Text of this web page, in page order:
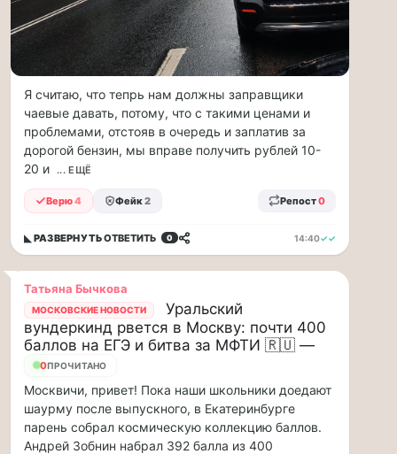
Москвичи,
привет!
Пока
мы
тут
в
столице
обсуждаем…
Москвичи,
привет!
Пока
мы
тут
в
столице
обсуждаем
новые
электробусы
и
дефицит
курьеров,
Я считаю, что тепрь нам должны заправщики
чаевые давать, потому, что с такими ценами и
проблемами, отстояв в очередь и заплатив за
дорогой бензин, мы вправе получить рублей 10-
20 и ... ЕЩЁ
Верю4 Фейк2 Репост0
◣ РАЗВЕРНУТЬОТВЕТИТЬ 0 14:40✓✓
Татьяна Бычкова
МОСКОВСКИЕ НОВОСТИ
Уральский
вундеркинд рвется в Москву: почти 400
баллов на ЕГЭ и битва за МФТИ 🇷🇺 —
11ПРОЧИТАНО
Москвичи, привет! Пока наши школьники доедают
шаурму после выпускного, в Екатеринбурге
парень собрал космическую коллекцию баллов.
Андрей Зобнин набрал 392 балла из 400